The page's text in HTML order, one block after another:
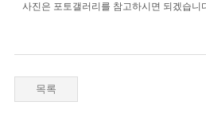
사진은 포토갤러리를 참고하시면 되겠습니
목록